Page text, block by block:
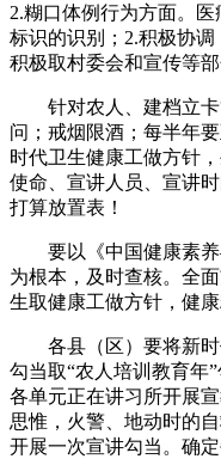
2.糊口体例行为方面。
标识的识别；2.积极协
积极取村委会和宣传等部
针对农人、建档立卡
问；戒烟限酒；每半年
时代卫生健康工做方针
使命、宣讲人员、宣讲
打算放置表！
要以《中国健康素养
为根本，及时查核。全
生取健康工做方针，健
各县（区）要将新时
勾当取“农人培训教育年
各单元正在讲习所开展
思惟，火警、地动时的
开展一次宣讲勾当。确